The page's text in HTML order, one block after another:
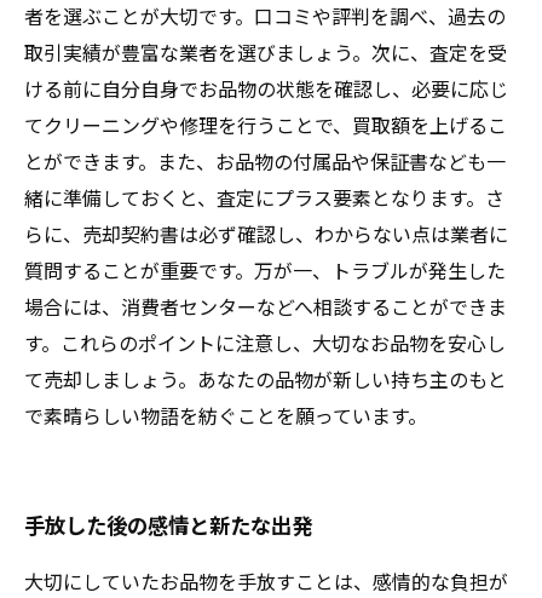
者を選ぶことが大切です。口コミや評判を調べ、過去の
取引実績が豊富な業者を選びましょう。次に、査定を受
ける前に自分自身でお品物の状態を確認し、必要に応じ
てクリーニングや修理を行うことで、買取額を上げるこ
とができます。また、お品物の付属品や保証書なども一
緒に準備しておくと、査定にプラス要素となります。さ
らに、売却契約書は必ず確認し、わからない点は業者に
質問することが重要です。万が一、トラブルが発生した
場合には、消費者センターなどへ相談することができま
す。これらのポイントに注意し、大切なお品物を安心し
て売却しましょう。あなたの品物が新しい持ち主のもと
で素晴らしい物語を紡ぐことを願っています。
手放した後の感情と新たな出発
大切にしていたお品物を手放すことは、感情的な負担が